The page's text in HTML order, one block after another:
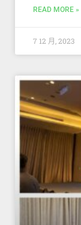
READ MORE »
7 12 月, 2023